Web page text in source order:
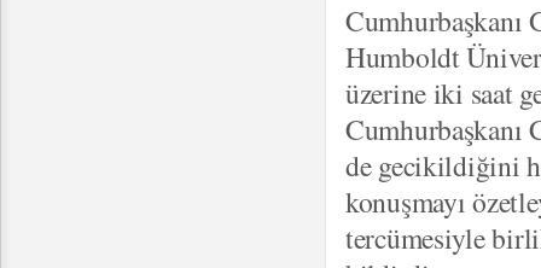
Cumhurbaşkanı
Humboldt
üzerine iki saat
Cumhurbaşkanı
de gecikildiğini
konuşmayı
tercümesiyle